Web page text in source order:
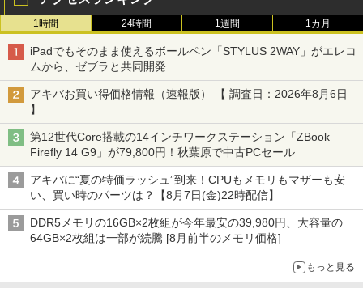
1時間 24時間 1週間 1カ月
iPadでもそのまま使えるボールペン「STYLUS 2WAY」がエレコ
ムから、ゼブラと共同開発
アキバお買い得価格情報（速報版） 【 調査日：2026年8月6日
】
第12世代Core搭載の14インチワークステーション「ZBook
Firefly 14 G9」が79,800円！秋葉原で中古PCセール
アキバに“夏の特価ラッシュ”到来！CPUもメモリもマザーも安
い、買い時のパーツは？【8月7日(金)22時配信】
DDR5メモリの16GB×2枚組が今年最安の39,980円、大容量の
64GB×2枚組は一部が続騰 [8月前半のメモリ価格]
もっと見る